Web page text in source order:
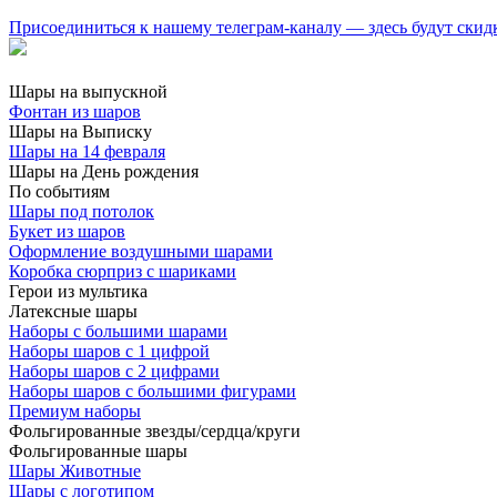
Присоединиться к нашему телеграм-каналу — здесь будут
Шары на выпускной
Фонтан из шаров
Шары на Выписку
Шары на 14 февраля
Шары на День рождения
По событиям
Шары под потолок
Букет из шаров
Оформление воздушными шарами
Коробка сюрприз с шариками
Герои из мультика
Латексные шары
Наборы с большими шарами
Наборы шаров с 1 цифрой
Наборы шаров с 2 цифрами
Наборы шаров с большими фигурами
Премиум наборы
Фольгированные звезды/сердца/круги
Фольгированные шары
Шары Животные
Шары с логотипом